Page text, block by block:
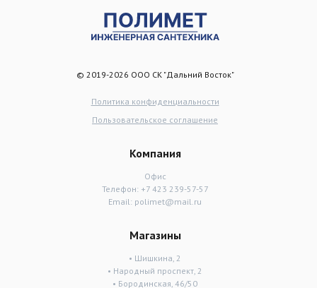
© 2019-2026 ООО СК "Дальний Восток"
Политика конфиденциальности
Пользовательское соглашение
Компания
Офис
Телефон: +7 423 239-57-57
Email: polimet@mail.ru
Магазины
• Шишкина, 2
• Народный проспект, 2
• Бородинская, 46/50